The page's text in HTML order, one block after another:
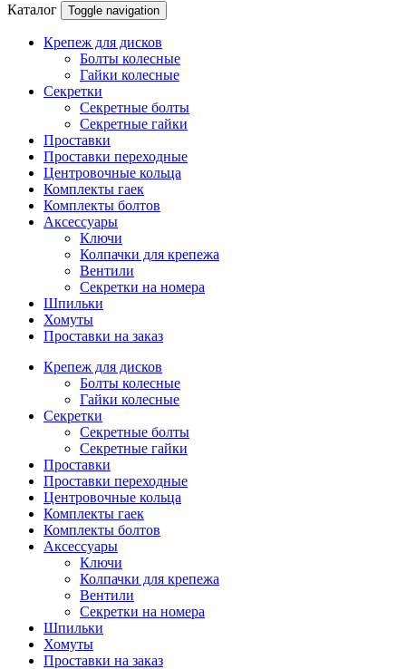
Каталог
Toggle navigation
Крепеж для дисков
Болты колесные
Гайки колесные
Секретки
Секретные болты
Секретные гайки
Проставки
Проставки переходные
Центровочные кольца
Комплекты гаек
Комплекты болтов
Аксессуары
Ключи
Колпачки для крепежа
Вентили
Секретки на номера
Шпильки
Хомуты
Проставки на заказ
Крепеж для дисков
Болты колесные
Гайки колесные
Секретки
Секретные болты
Секретные гайки
Проставки
Проставки переходные
Центровочные кольца
Комплекты гаек
Комплекты болтов
Аксессуары
Ключи
Колпачки для крепежа
Вентили
Секретки на номера
Шпильки
Хомуты
Проставки на заказ